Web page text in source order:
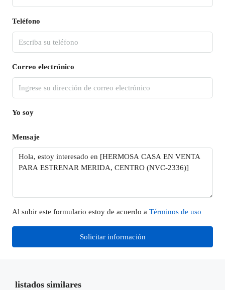
Teléfono
Correo electrónico
Yo soy
Mensaje
Al subir este formulario estoy de acuerdo a Términos de uso
Solicitar información
listados similares